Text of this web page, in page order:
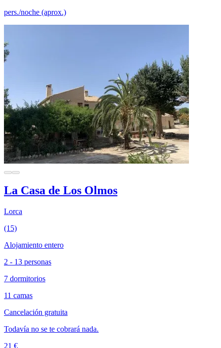
pers./noche (aprox.)
La Casa de Los Olmos
Lorca
(15)
Alojamiento entero
2 - 13 personas
7 dormitorios
11 camas
Cancelación gratuita
Todavía no se te cobrará nada.
21 €